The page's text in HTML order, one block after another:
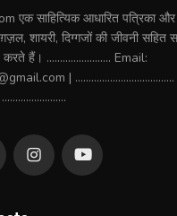
एक साहित्यिक आधारित पत्रिका और
शायरी, दिग्गजों की जीवनी सहित
करते हैं। ........................ Email:
|